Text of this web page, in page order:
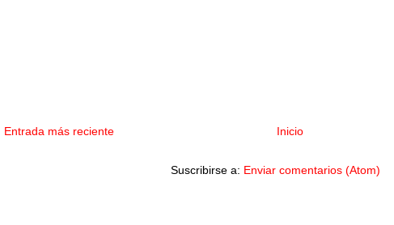
Entrada más reciente Inicio
Suscribirse a: Enviar comentarios (Atom)